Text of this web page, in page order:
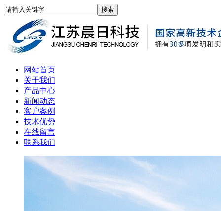
网站首页
关于我们
产品中心
新闻动态
客户案例
技术优势
在线留言
联系我们